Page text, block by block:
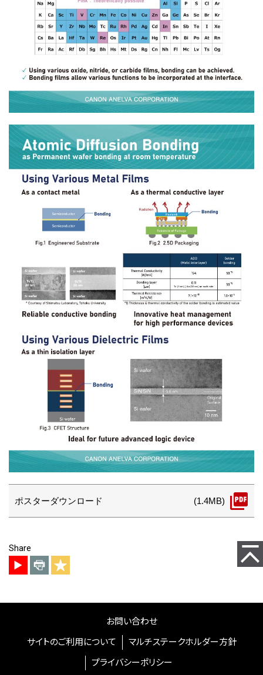
ポスターダウンロード (1.4MB)
Share ペー
お問い合わせ
サイトのご利用について
マルチステークホルダー方針
プライバシーポリシー